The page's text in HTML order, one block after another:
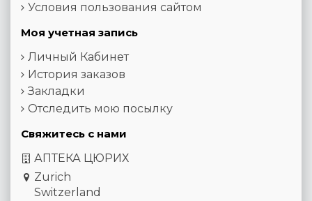
Условия пользования сайтом
Моя учетная запись
Личный Кабинет
История заказов
Закладки
Отследить мою посылку
Свяжитесь с нами
АПТЕКА ЦЮРИХ
Zurich
Switzerland